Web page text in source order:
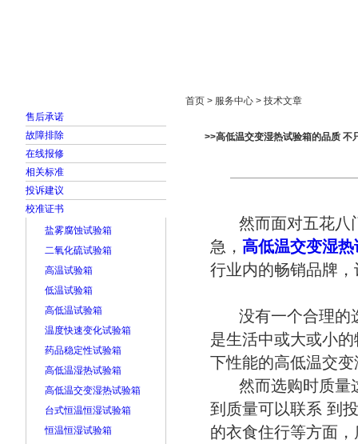
售后承诺
故障排除
在线报修
相关标准
投诉建议
校准证书
盐雾腐蚀试验箱
二氧化硫试验箱
高温试验箱
低温试验箱
高低温试验箱
温度快速变化试验箱
药品稳定性试验箱
高低温湿热试验箱
高低温交变湿热试验箱
台式恒温恒湿试验箱
恒温恒湿试验箱
首页 > 服务中心 > 技术文章
>>高低温交变湿热试验箱的品质 不
然而面对五花八门
急， 高低温交变湿热
行业内的畅销品牌
没有一个合理的
是生活中或大或小
下性能的高低温交
然而选购时质量
到质量可以联系 到
的衣食住行等方面